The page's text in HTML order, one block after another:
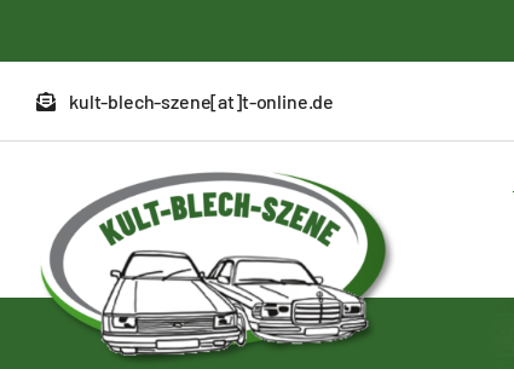
Inhalt
springenkult-blech-szene[at]t-online.de